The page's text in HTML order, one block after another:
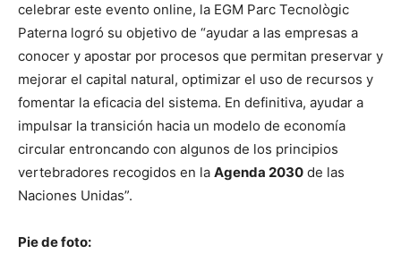
celebrar este evento online, la EGM Parc Tecnològic
Paterna logró su objetivo de “ayudar a las empresas a
conocer y apostar por procesos que permitan preservar y
mejorar el capital natural, optimizar el uso de recursos y
fomentar la eficacia del sistema. En definitiva, ayudar a
impulsar la transición hacia un modelo de economía
circular entroncando con algunos de los principios
vertebradores recogidos en la Agenda 2030 de las
Naciones Unidas”.
Pie de foto: